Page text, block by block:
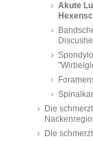
Akute
Die
Die